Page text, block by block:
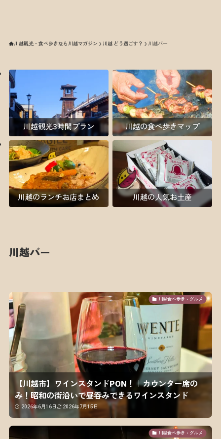
川越観光・食べ歩きなら川越マガジン 川越 どう過ごす？ 川越バー
川越観光3時間プラン 川越の食べ歩きマップ
川越のランチお店まとめ 川越の人気お土産
川越バー
川越食べ歩き・グルメ
【川越市】ワインスタンドPON！｜カウンター席の
み！昭和の街沿いで昼呑みできるワインスタンド
2026年6月16日 2026年7月15日
川越食べ歩き・グルメ